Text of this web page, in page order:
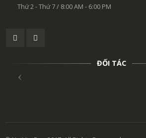
Thứ 2 - Thứ 7 / 8:00 AM - 6:00 PM
ĐỐI TÁC